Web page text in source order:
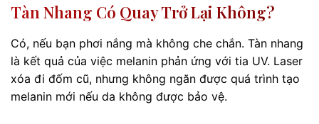
Tàn Nhang Có Quay Trở Lại Không?
Có, nếu bạn phơi nắng mà không che chắn. Tàn nhang
là kết quả của việc melanin phản ứng với tia UV. Laser
xóa đi đốm cũ, nhưng không ngăn được quá trình tạo
melanin mới nếu da không được bảo vệ.